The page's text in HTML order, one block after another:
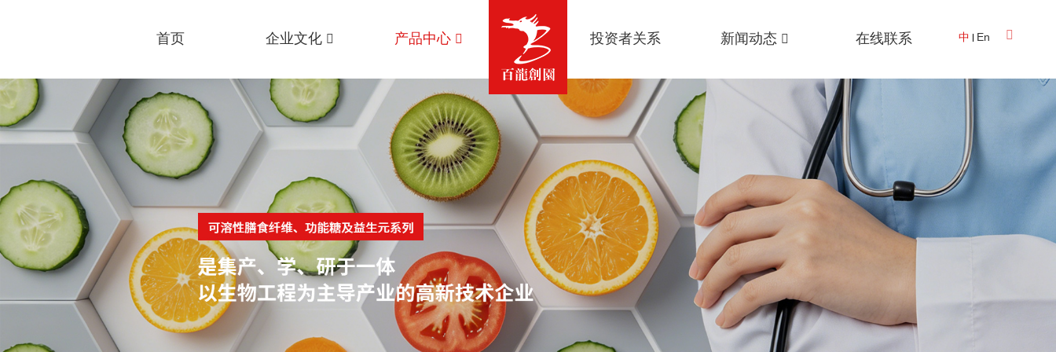
首页 企业文化 产品中心 投资者关系 新闻动态 在线联系 中 En